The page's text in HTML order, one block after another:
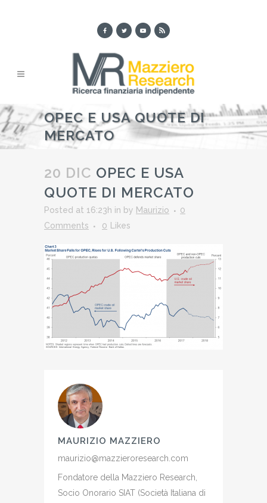
OPEC E USA QUOTE DI
MERCATO
20 DIC OPEC E USA
QUOTE DI MERCATO
Posted at 16:23h in by Maurizio
0
Comments
0 Likes
MAURIZIO MAZZIERO
maurizio@mazzieroresearch.com
Fondatore della Mazziero Research,
Socio Onorario SIAT (Società Italiana di